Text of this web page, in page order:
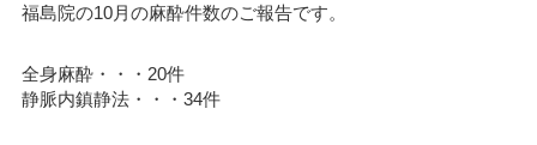
福島院の10月の麻酔件数のご報告です。
全身麻酔・・・20件
静脈内鎮静法・・・34件